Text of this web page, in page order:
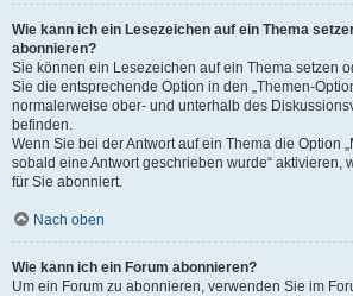
Wie kann ich ein Lesezeichen auf ein Thema
abonnieren?
Sie können ein Lesezeichen auf ein Thema setzen
Sie die entsprechende Option in den „Themen-
normalerweise ober- und unterhalb des
befinden.
Wenn Sie bei der Antwort auf ein Thema die Option
sobald eine Antwort geschrieben wurde“ aktivieren,
für Sie abonniert.
Nach oben
Wie kann ich ein Forum abonnieren?
Um ein Forum zu abonnieren, verwenden Sie im